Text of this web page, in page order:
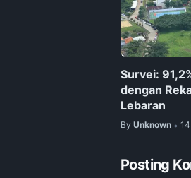
Survei:
dengan
Lebaran
By Unknown •
Posting